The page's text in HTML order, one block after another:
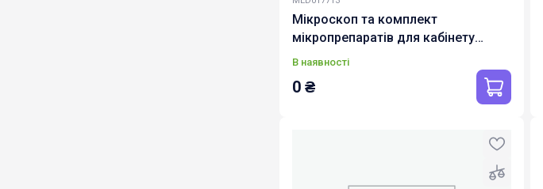
Мікроскоп та комплект
мікропрепаратів для кабінету
Біології (для Вчителя та Учня) з
В наявності
0 ₴